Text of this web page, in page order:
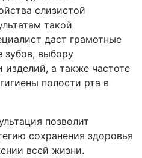
слизистой
такой
даст грамотные
зубов, выбору
изделий, а также частоте
полости рта в
позволит
сохранения здоровья
всей жизни.